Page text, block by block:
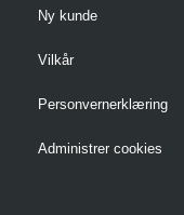
Ny kunde
Vilkår
Personvernerklæring
Administrer cookies